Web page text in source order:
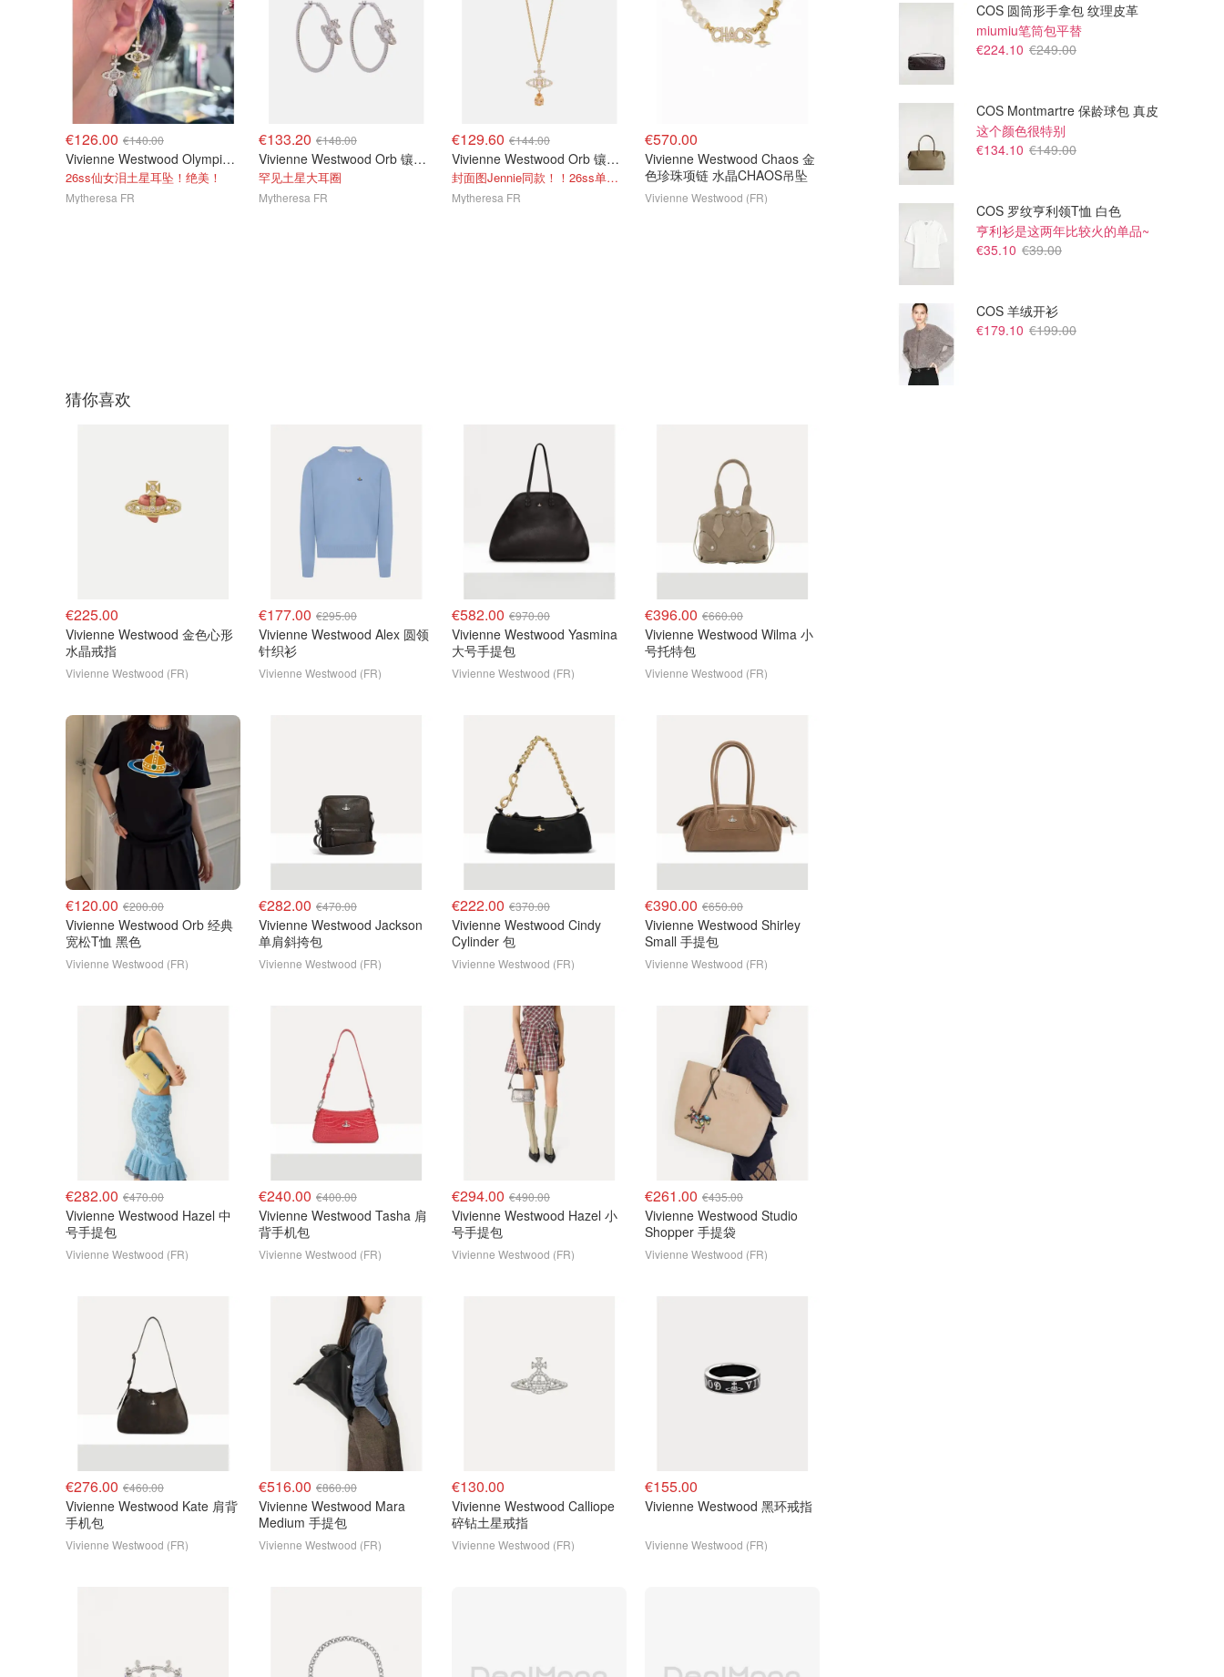
€126.00 €140.00
Vivienne Westwood Olympia 镶饰耳环
26ss仙女泪土星耳坠！绝美！
Mytheresa FR
€133.20 €148.00
Vivienne Westwood Orb 镶饰圆环耳环
罕见土星大耳圈
Mytheresa FR
€129.60 €144.00
Vivienne Westwood Orb 镶饰项链
封面图Jennie同款！！26ss单钻仙女泪项链！
Mytheresa FR
€570.00
Vivienne Westwood Chaos 金
色珍珠项链 水晶CHAOS吊坠
Vivienne Westwood (FR)
Vivienne Westwood Chaos 珍
€380.00
Vivienne Westwood Chaos 珍
猜你喜欢
€225.00
Vivienne Westwood 金色心形
水晶戒指
Vivienne Westwood (FR)
€177.00 €295.00
Vivienne Westwood Alex 圆领
针织衫
Vivienne Westwood (FR)
€582.00 €970.00
Vivienne Westwood Yasmina
大号手提包
Vivienne Westwood (FR)
€396.00 €660.00
Vivienne Westwood Wilma 小
号托特包
Vivienne Westwood (FR)
€120.00 €200.00
Vivienne Westwood Orb 经典
宽松T恤 黑色
Vivienne Westwood (FR)
€282.00 €470.00
Vivienne Westwood Jackson
单肩斜挎包
Vivienne Westwood (FR)
€222.00 €370.00
Vivienne Westwood Cindy
Cylinder 包
Vivienne Westwood (FR)
€390.00 €650.00
Vivienne Westwood Shirley
Small 手提包
Vivienne Westwood (FR)
€282.00 €470.00
Vivienne Westwood Hazel 中
号手提包
Vivienne Westwood (FR)
€240.00 €400.00
Vivienne Westwood Tasha 肩
背手机包
Vivienne Westwood (FR)
€294.00 €490.00
Vivienne Westwood Hazel 小
号手提包
Vivienne Westwood (FR)
€261.00 €435.00
Vivienne Westwood Studio
Shopper 手提袋
Vivienne Westwood (FR)
€276.00 €460.00
Vivienne Westwood Kate 肩背
手机包
Vivienne Westwood (FR)
€516.00 €860.00
Vivienne Westwood Mara
Medium 手提包
Vivienne Westwood (FR)
€130.00
Vivienne Westwood Calliope
碎钻土星戒指
Vivienne Westwood (FR)
€155.00
Vivienne Westwood 黑环戒指
Vivienne Westwood (FR)
COS 圆筒形手拿包 纹理皮革
miumiu笔筒包平替
€224.10 €249.00
COS Montmartre 保龄球包 真皮
这个颜色很特别
€134.10 €149.00
COS 罗纹亨利领T恤 白色
亨利衫是这两年比较火的单品~
€35.10 €39.00
COS 羊绒开衫
€179.10 €199.00